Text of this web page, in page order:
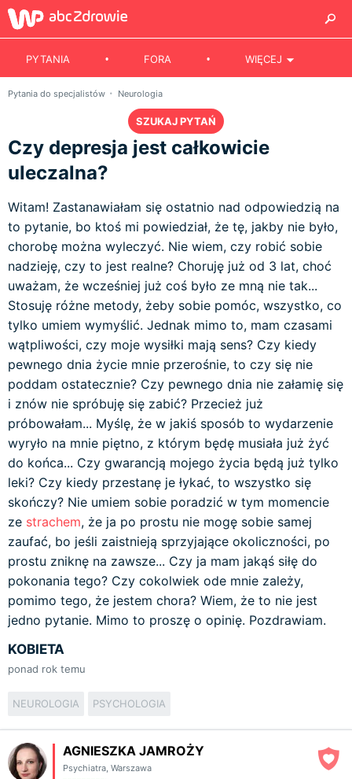
PYTANIA FORA WIĘCEJ
Pytania do specjalistów Neurologia
SZUKAJ PYTAŃ
Czy depresja jest całkowicie
uleczalna?
Witam! Zastanawiałam się ostatnio nad odpowiedzią na
to pytanie, bo ktoś mi powiedział, że tę, jakby nie było,
chorobę można wyleczyć. Nie wiem, czy robić sobie
nadzieję, czy to jest realne? Choruję już od 3 lat, choć
uważam, że wcześniej już coś było ze mną nie tak...
Stosuję różne metody, żeby sobie pomóc, wszystko, co
tylko umiem wymyślić. Jednak mimo to, mam czasami
wątpliwości, czy moje wysiłki mają sens? Czy kiedy
pewnego dnia życie mnie przerośnie, to czy się nie
poddam ostatecznie? Czy pewnego dnia nie załamię się
i znów nie spróbuję się zabić? Przecież już
próbowałam... Myślę, że w jakiś sposób to wydarzenie
wyryło na mnie piętno, z którym będę musiała już żyć
do końca... Czy gwarancją mojego życia będą już tylko
leki? Czy kiedy przestanę je łykać, to wszystko się
skończy? Nie umiem sobie poradzić w tym momencie
ze strachem, że ja po prostu nie mogę sobie samej
zaufać, bo jeśli zaistnieją sprzyjające okoliczności, po
prostu zniknę na zawsze... Czy ja mam jakąś siłę do
pokonania tego? Czy cokolwiek ode mnie zależy,
pomimo tego, że jestem chora? Wiem, że to nie jest
jedno pytanie. Mimo to proszę o opinię. Pozdrawiam.
KOBIETA
ponad rok temu
NEUROLOGIA PSYCHOLOGIA
AGNIESZKA JAMROŻY
Psychiatra, Warszawa